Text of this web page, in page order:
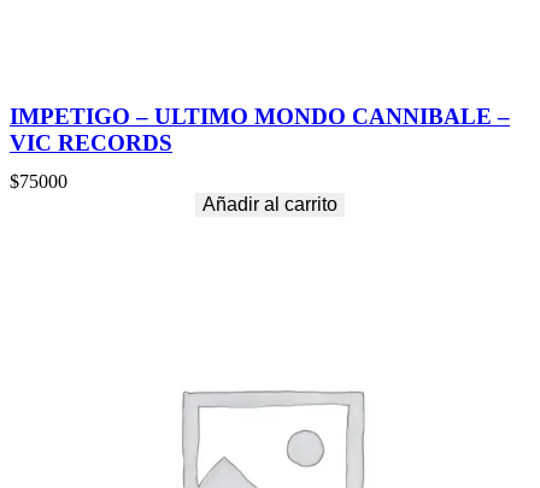
IMPETIGO – ULTIMO MONDO CANNIBALE –
VIC RECORDS
$75000
Añadir al carrito